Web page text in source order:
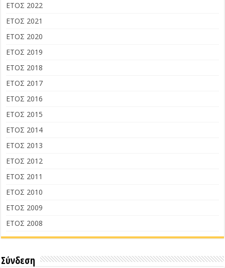
ΕΤΟΣ 2022
ΕΤΟΣ 2021
ΕΤΟΣ 2020
ΕΤΟΣ 2019
ΕΤΟΣ 2018
ΕΤΟΣ 2017
ΕΤΟΣ 2016
ΕΤΟΣ 2015
ΕΤΟΣ 2014
ΕΤΟΣ 2013
ΕΤΟΣ 2012
ΕΤΟΣ 2011
ΕΤΟΣ 2010
ΕΤΟΣ 2009
ΕΤΟΣ 2008
Σύνδεση